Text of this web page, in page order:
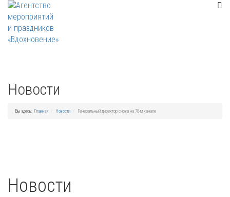
Новости
Вы здесь: Главная Новости Генеральный директор снова на 78-м канале
Новости